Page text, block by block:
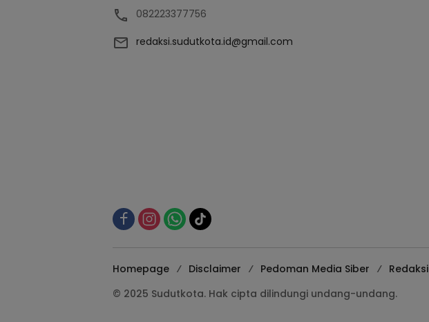
082223377756
redaksi.sudutkota.id@gmail.com
Homepage Disclaimer Pedoman Media Siber Redaksi
© 2025 Sudutkota. Hak cipta dilindungi undang-undang.